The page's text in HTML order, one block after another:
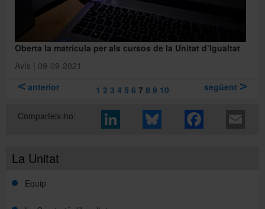
La Unitat
Equip
Oberta la matrícula per als cursos de la Unitat d’Igualtat
Avís | 09-09-2021
anterior
1 2 3 4 5 6 7 8 9 10 següent
Comparteix-ho: